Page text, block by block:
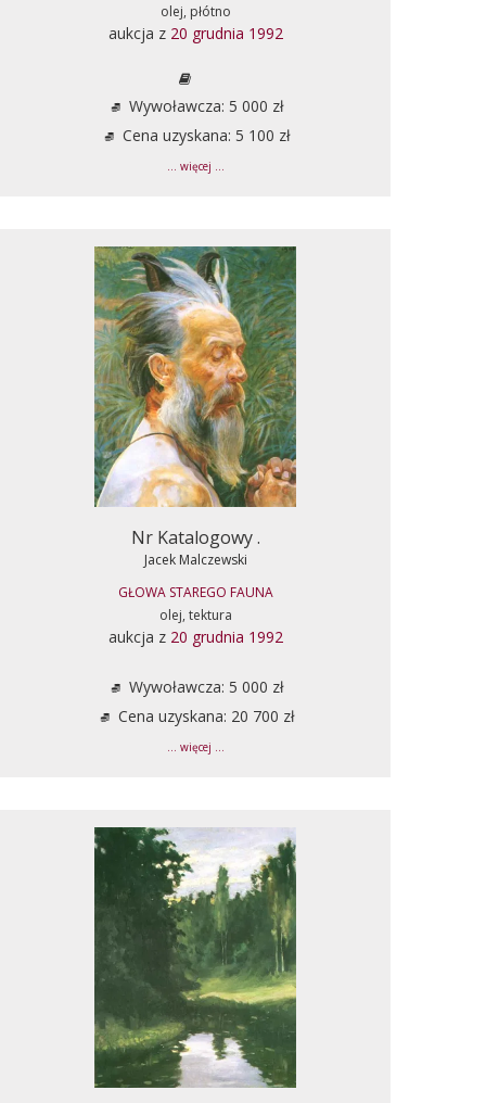
olej, płótno
aukcja z 20 grudnia 1992
Wywoławcza: 5 000 zł
Cena uzyskana: 5 100 zł
... więcej ...
Nr Katalogowy .
Jacek Malczewski
GŁOWA STAREGO FAUNA
olej, tektura
aukcja z 20 grudnia 1992
Wywoławcza: 5 000 zł
Cena uzyskana: 20 700 zł
... więcej ...